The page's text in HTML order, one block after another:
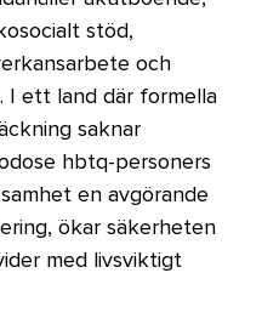
stöd,
och
I ett land där formella
saknar
hbtq-personers
en avgörande
ökar säkerheten
med livsviktigt